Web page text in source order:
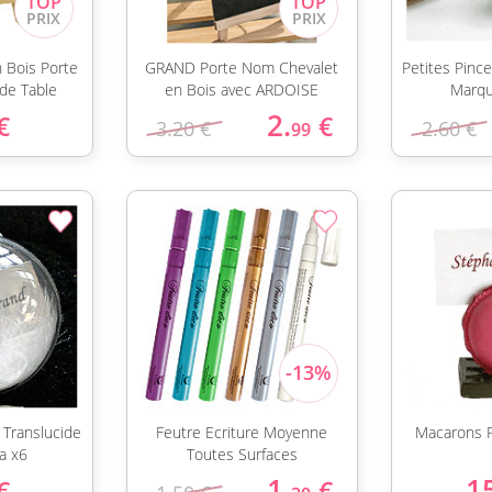
Bois Porte
Table
GRAND Porte Nom Chevalet
en Bois avec ARDOISE
3.20 € 2.99 €
Petites
2.60 €
x6
Feutre Ecriture Moyenne
Toutes Surfaces
Macarons